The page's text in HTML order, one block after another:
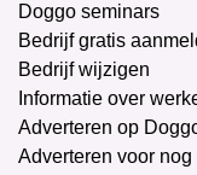
Doggo seminars
Bedrijf gratis
Bedrijf wijzigen
Informatie over
Adverteren op
Adverteren voor